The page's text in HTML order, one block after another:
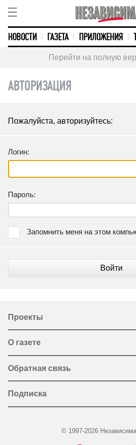
НОВОСТИ ГАЗЕТА ПРИЛОЖЕНИЯ
Перейти на полную
АВТОРИЗАЦИЯ
Пожалуйста, авторизуйтесь:
Логин:
Пароль:
Запомнить меня на этом
Войти
Проекты
О газете
Обратная связь
Подписка
© 1997-2026